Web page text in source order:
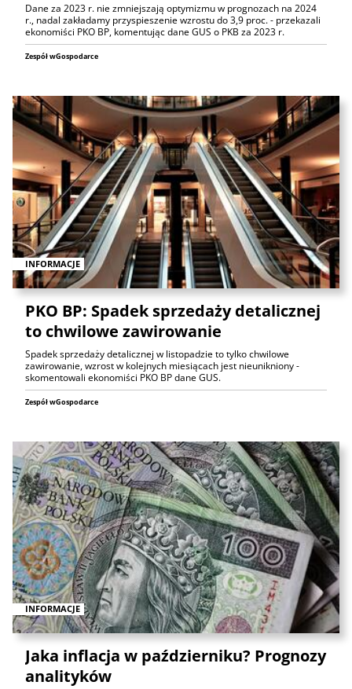
Dane za 2023 r. nie zmniejszają optymizmu w prognozach na 2024
r., nadal zakładamy przyspieszenie wzrostu do 3,9 proc. - przekazali
ekonomiści PKO BP, komentując dane GUS o PKB za 2023 r.
Zespół wGospodarce
INFORMACJE
PKO BP: Spadek sprzedaży detalicznej
to chwilowe zawirowanie
Spadek sprzedaży detalicznej w listopadzie to tylko chwilowe
zawirowanie, wzrost w kolejnych miesiącach jest nieunikniony -
skomentowali ekonomiści PKO BP dane GUS.
Zespół wGospodarce
INFORMACJE
Jaka inflacja w październiku? Prognozy
analityków